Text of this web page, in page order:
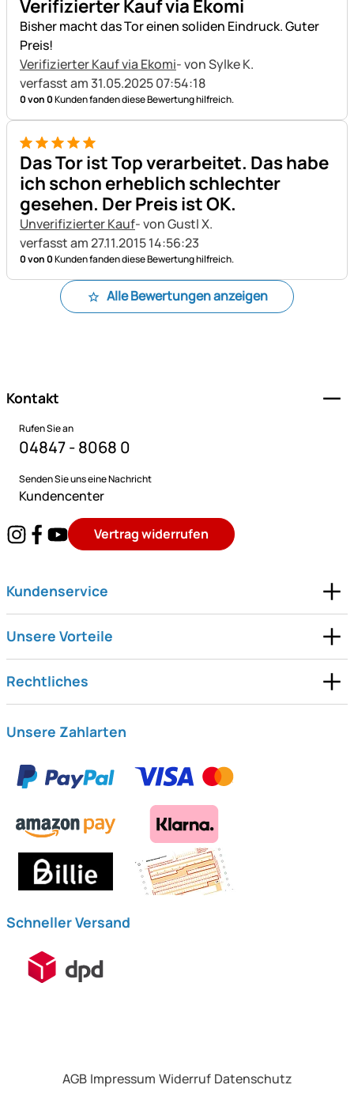
Verifizierter Kauf via Ekomi
Bisher macht das Tor einen soliden Eindruck. Guter
Preis!
Verifizierter Kauf via Ekomi- von Sylke K.
verfasst am 31.05.2025 07:54:18
0 von 0Kunden fanden diese Bewertung hilfreich.
5 von 5
Das Tor ist Top verarbeitet. Das habe
ich schon erheblich schlechter
gesehen. Der Preis ist OK.
Unverifizierter Kauf- von Gustl X.
verfasst am 27.11.2015 14:56:23
0 von 0Kunden fanden diese Bewertung hilfreich.
Alle Bewertungen anzeigen
Kontakt
Rufen Sie an
04847 - 8068 0
Senden Sie uns eine Nachricht
Kundencenter
Vertrag widerrufen
Kundenservice
Unsere Vorteile
Rechtliches
Unsere Zahlarten
Schneller Versand
AGB Impressum Widerruf Datenschutz